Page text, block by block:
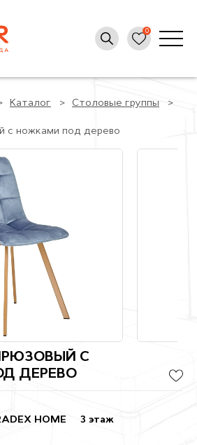
Каталог
Столовые группы
с ножками под дерево
С
ДЕРЕВО
HOME 3 этаж